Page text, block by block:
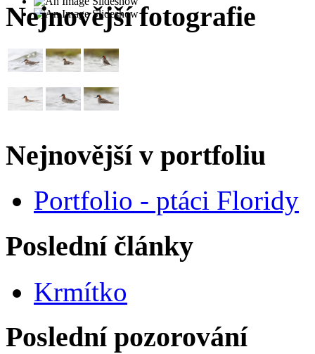
Nejnovější fotografie
Nejnovější v portfoliu
Portfolio - ptáci Floridy
Poslední články
Krmítko
Poslední pozorování